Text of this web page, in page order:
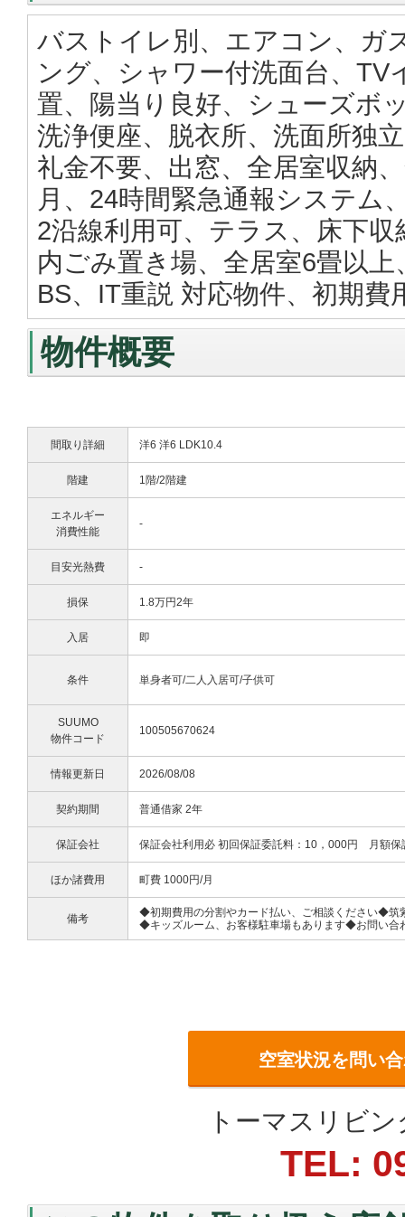
バストイレ別、エアコン、ガ
ング、シャワー付洗面台、TV
置、陽当り良好、シューズボ
洗浄便座、脱衣所、洗面所独
礼金不要、出窓、全居室収納
月、24時間緊急通報システム
2沿線利用可、テラス、床下
内ごみ置き場、全居室6畳以
BS、IT重説 対応物件、初期費
物件概要
間取り詳細 洋6 洋6 LDK10.4
階建 1階/2階建
エネルギー
消費性能
-
目安光熱費 -
損保 1.8万円2年
入居 即
条件 単身者可/二人入居可/子供可
SUUMO
物件コード
100505670624
情報更新日 2026/08/08
契約期間 普通借家 2年
保証会社 保証会社利用必 初回保証委託料：10，000円 月額保
ほか諸費用 町費 1000円/月
備考
◆初期費用の分割やカード払い、ご相談ください◆筑
◆キッズルーム、お客様駐車場もあります◆お問
空室状況を問い
トーマスリビ
TEL: